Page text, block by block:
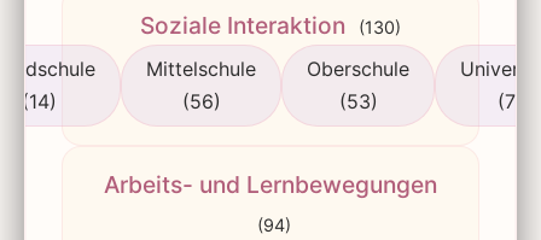
Soziale Interaktion (130)
(14)
Mittelschule
(56)
Oberschule
(53)
(7)
Arbeits- und Lernbewegungen
(94)